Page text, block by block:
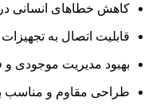
کاهش خطاهای انسانی
قابلیت اتصال به
بهبود مدیریت موجودی و
طراحی مقاوم و مناسب